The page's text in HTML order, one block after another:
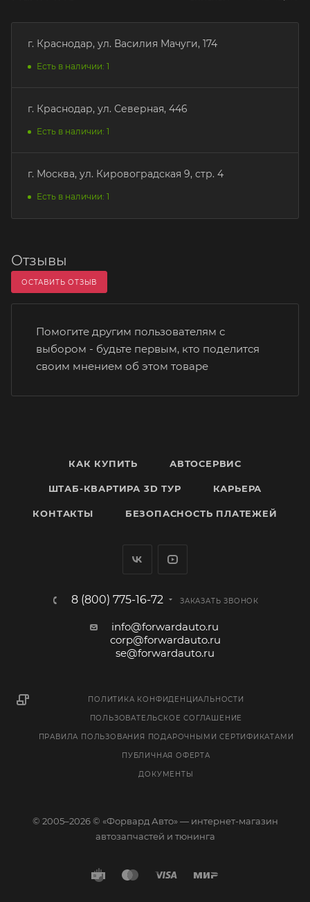
г. Краснодар, ул. Василия Мачуги, 174
Есть в наличии: 1
г. Краснодар, ул. Северная, 446
Есть в наличии: 1
г. Москва, ул. Кировоградская 9, стр. 4
Есть в наличии: 1
Отзывы
ОСТАВИТЬ ОТЗЫВ
Помогите другим пользователям с
выбором - будьте первым, кто поделится
своим мнением об этом товаре
КАК КУПИТЬ АВТОСЕРВИС
ШТАБ-КВАРТИРА 3D ТУР КАРЬЕРА
КОНТАКТЫ БЕЗОПАСНОСТЬ ПЛАТЕЖЕЙ
8 (800) 775-16-72 ЗАКАЗАТЬ ЗВОНОК
info@forwardauto.ru
corp@forwardauto.ru
se@forwardauto.ru
ПОЛИТИКА КОНФИДЕНЦИАЛЬНОСТИ
ПОЛЬЗОВАТЕЛЬСКОЕ СОГЛАШЕНИЕ
ПРАВИЛА ПОЛЬЗОВАНИЯ ПОДАРОЧНЫМИ СЕРТИФИКАТАМИ
ПУБЛИЧНАЯ ОФЕРТА
ДОКУМЕНТЫ
© 2005–2026 © «Форвард Авто» — интернет-магазин
автозапчастей и тюнинга